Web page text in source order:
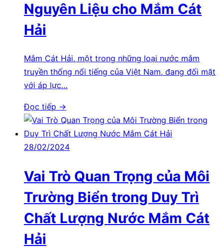
Nguyên Liệu cho Mắm Cát
Hải
Mắm Cát Hải, một trong những loại nước mắm
truyền thống nổi tiếng của Việt Nam, đang đối mặt
với áp lực…
Đọc tiếp →
28/02/2024
Vai Trò Quan Trọng của Môi
Trường Biển trong Duy Trì
Chất Lượng Nước Mắm Cát
Hải